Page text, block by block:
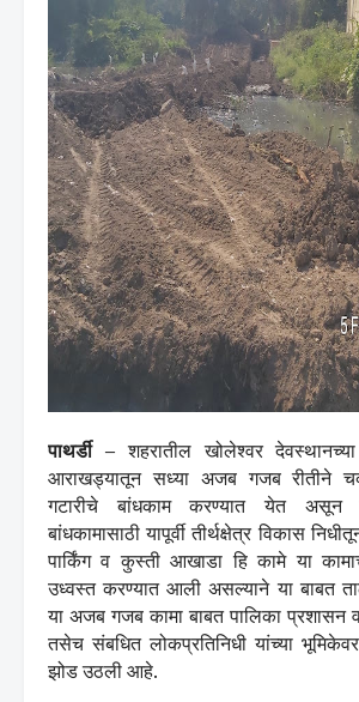
पाथर्डी –शहरातील खोलेश्वर देवस्थानच्या
आराखड्यातून सध्या अजब गजब रीतीने
गटारीचे बांधकाम करण्यात येत असून
बांधकामासाठी यापूर्वी तीर्थक्षेत्र विकास
पार्किंग व कुस्ती आखाडा हि कामे या
उध्वस्त करण्यात आली असल्याने या बाबत
या अजब गजब कामा बाबत पालिका प्रशासन
तसेच संबधित लोकप्रतिनिधी यांच्या
झोड उठली आहे.